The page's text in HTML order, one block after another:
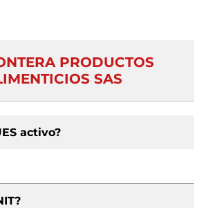
PRODUCTOS
SAS
activo?